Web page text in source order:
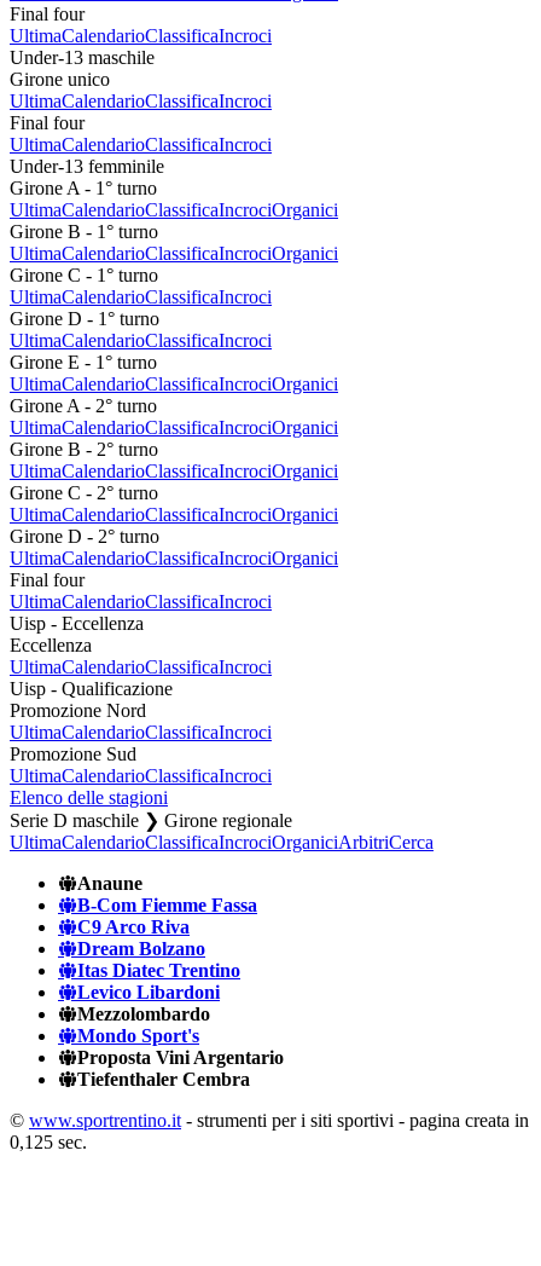
Final four
UltimaCalendarioClassificaIncroci
Under-13 maschile
Girone unico
UltimaCalendarioClassificaIncroci
Final four
UltimaCalendarioClassificaIncroci
Under-13 femminile
Girone A - 1° turno
UltimaCalendarioClassificaIncrociOrganici
Girone B - 1° turno
UltimaCalendarioClassificaIncrociOrganici
Girone C - 1° turno
UltimaCalendarioClassificaIncroci
Girone D - 1° turno
UltimaCalendarioClassificaIncroci
Girone E - 1° turno
UltimaCalendarioClassificaIncrociOrganici
Girone A - 2° turno
UltimaCalendarioClassificaIncrociOrganici
Girone B - 2° turno
UltimaCalendarioClassificaIncrociOrganici
Girone C - 2° turno
UltimaCalendarioClassificaIncrociOrganici
Girone D - 2° turno
UltimaCalendarioClassificaIncrociOrganici
Final four
UltimaCalendarioClassificaIncroci
Uisp - Eccellenza
Eccellenza
UltimaCalendarioClassificaIncroci
Uisp - Qualificazione
Promozione Nord
UltimaCalendarioClassificaIncroci
Promozione Sud
UltimaCalendarioClassificaIncroci
Elenco delle stagioni
Serie D maschile ❯ Girone regionale
UltimaCalendarioClassificaIncrociOrganiciArbitriCerca
Anaune
B-Com Fiemme Fassa
C9 Arco Riva
Dream Bolzano
Itas Diatec Trentino
Levico Libardoni
Mezzolombardo
Mondo Sport's
Proposta Vini Argentario
Tiefenthaler Cembra
© www.sportrentino.it - strumenti per i siti sportivi - pagina creata in
0,125 sec.